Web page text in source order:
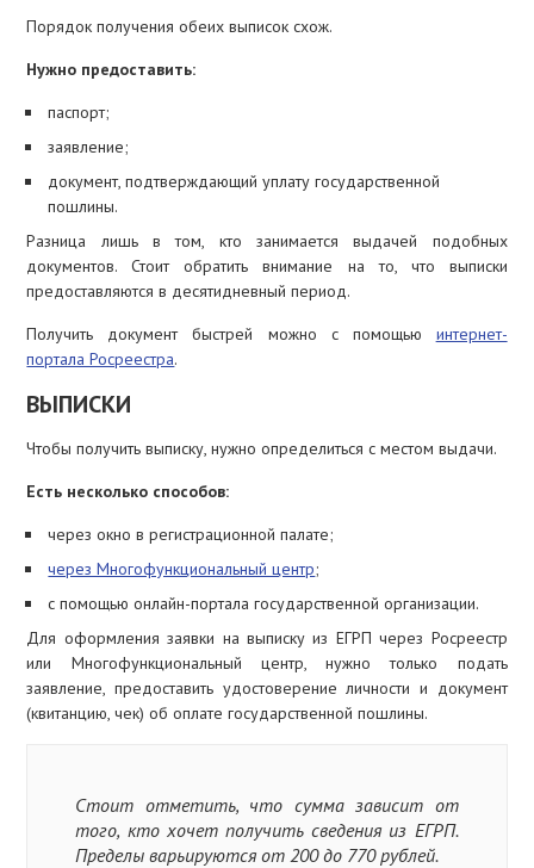
Порядок получения обеих выписок схож.
Нужно предоставить:
паспорт;
заявление;
документ, подтверждающий уплату государственной
пошлины.
Разница лишь в том, кто занимается выдачей подобных
документов. Стоит обратить внимание на то, что выписки
предоставляются в десятидневный период.
Получить документ быстрей можно с помощью интернет-
портала Росреестра.
ВЫПИСКИ
Чтобы получить выписку, нужно определиться с местом выдачи.
Есть несколько способов:
через окно в регистрационной палате;
через Многофункциональный центр;
с помощью онлайн-портала государственной организации.
Для оформления заявки на выписку из ЕГРП через Росреестр
или Многофункциональный центр, нужно только подать
заявление, предоставить удостоверение личности и документ
(квитанцию, чек) об оплате государственной пошлины.
Стоит отметить, что сумма зависит от
того, кто хочет получить сведения из ЕГРП.
Пределы варьируются от 200 до 770 рублей.